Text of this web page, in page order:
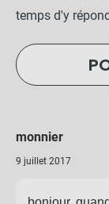
temps d'y
monnier
9 juillet 2017